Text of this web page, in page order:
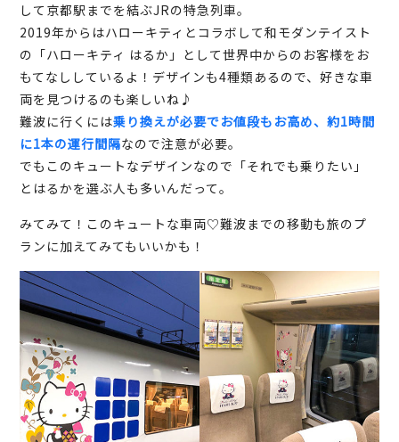
して京都駅までを結ぶJRの特急列車。
2019年からはハローキティとコラボして和モダンテイスト
の「ハローキティ はるか」として世界中からのお客様をお
もてなししているよ！デザインも4種類あるので、好きな車
両を見つけるのも楽しいね♪
難波に行くには乗り換えが必要でお値段もお高め、約1時間
に1本の運行間隔なので注意が必要。
でもこのキュートなデザインなので「それでも乗りたい」
とはるかを選ぶ人も多いんだって。
みてみて！このキュートな車両♡難波までの移動も旅のプ
ランに加えてみてもいいかも！